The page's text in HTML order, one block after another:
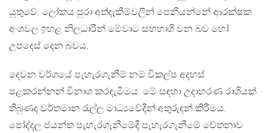
යුතුවේ. ලෝකය පුරා අත්දැකීම්වලින් පෙනීයන්නේ ආරක්ෂක
අංශවල ඉහළ නිලධාරීන් මේවාට සහභාගි වන බව හෝ
උපදෙස් දෙන බවය.
දෙවන වර්ගයේ පැහැරගැනීම් නම් විකල්ප අදහස්
පළකරන්නන් විනාශ කරදැමීමය. මේ සඳහා උදාහරණ රාශියක්
තිබුණද වර්තමාන රැල්ල මාධ්‍යවේදීන් අතුරුදන් කිරීමය.
පෝද්දල ජයන්ත පැහැරගැනීමේදී පැහැරගැනීමේ චේතනාව